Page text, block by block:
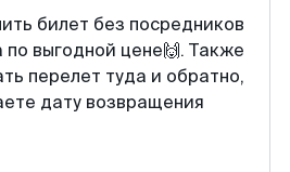
билет без посредников
выгодной цене🙌. Также
перелет туда и обратно,
дату возвращения